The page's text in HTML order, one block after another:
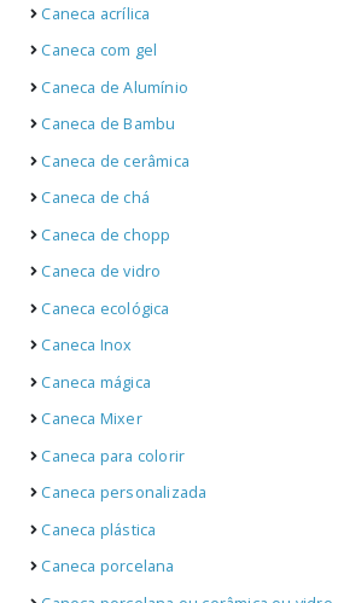
Caneca acrílica
Caneca com gel
Caneca de Alumínio
Caneca de Bambu
Caneca de cerâmica
Caneca de chá
Caneca de chopp
Caneca de vidro
Caneca ecológica
Caneca Inox
Caneca mágica
Caneca Mixer
Caneca para colorir
Caneca personalizada
Caneca plástica
Caneca porcelana